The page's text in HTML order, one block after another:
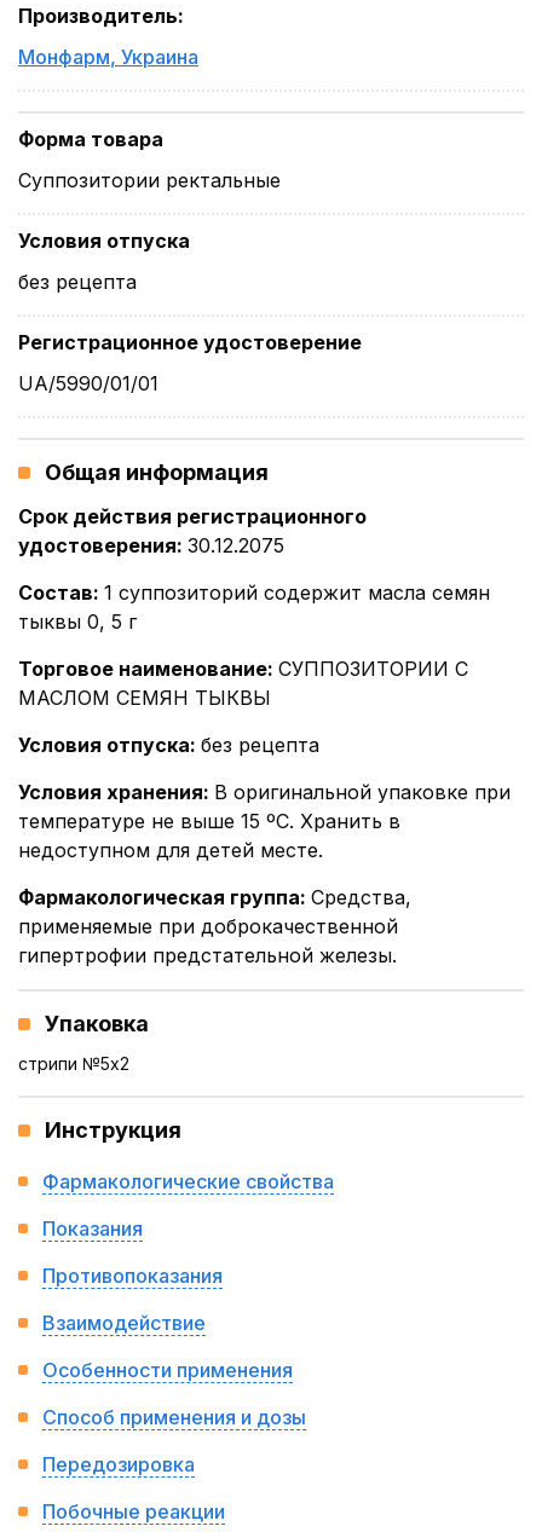
Производитель:
Монфарм, Украина
Форма товара
Суппозитории ректальные
Условия отпуска
без рецепта
Регистрационное удостоверение
UA/5990/01/01
Общая информация
Срок действия регистрационного
удостоверения: 30.12.2075
Состав: 1 суппозиторий содержит масла семян
тыквы 0, 5 г
Торговое наименование: СУППОЗИТОРИИ С
МАСЛОМ СЕМЯН ТЫКВЫ
Условия отпуска: без рецепта
Условия хранения: В оригинальной упаковке при
температуре не выше 15 ºС. Хранить в
недоступном для детей месте.
Фармакологическая группа: Средства,
применяемые при доброкачественной
гипертрофии предстательной железы.
Упаковка
стрипи №5x2
Инструкция
Фармакологические свойства
Показания
Противопоказания
Взаимодействие
Особенности применения
Способ применения и дозы
Передозировка
Побочные реакции